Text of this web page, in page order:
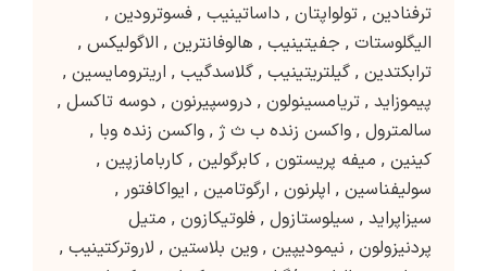
ترفنادین , تولواپتان , داساتینیب , فسوترودین ,
الیگلوستات , جفیتینیب , هالوفانترین , الاگولیکس ,
ترابکتدین , گیلتریتینیب , گلاسدگیب , اریترومایسین ,
پیموزاید , تریامسینولون , دروسپیرنون , دوسه تاکسل ,
سالمترول , واکسن زنده ب ث ژ , واکسن زنده وبا ,
کینین , میفه پریستون , کابرگولین , کاربامازپین ,
سولیفناسین , اپلرنون , ارگوتامین , ایواکافتور ,
سیزاپراید , سیلوستازول , فلوتیکازون , متیل
پردنیزولون , نیمودیپین , وین بلاستین , لاروترکتینیب ,